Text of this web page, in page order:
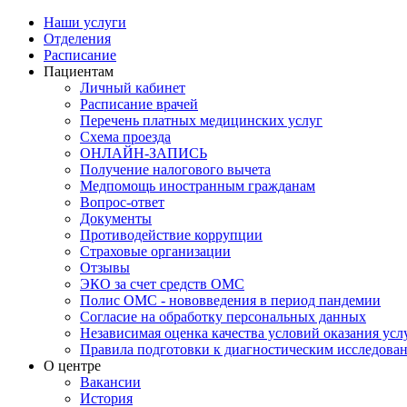
Наши услуги
Отделения
Расписание
Пациентам
Личный кабинет
Расписание врачей
Перечень платных медицинских услуг
Схема проезда
ОНЛАЙН-ЗАПИСЬ
Получение налогового вычета
Медпомощь иностранным гражданам
Вопрос-ответ
Документы
Противодействие коррупции
Страховые организации
Отзывы
ЭКО за счет средств ОМС
Полис ОМС - нововведения в период пандемии
Согласие на обработку персональных данных
Независимая оценка качества условий оказания
Правила подготовки к диагностическим
О центре
Вакансии
История